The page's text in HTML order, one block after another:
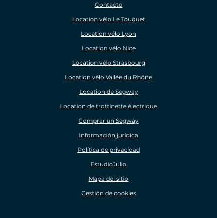
Contacto
Location vélo Le Touquet
Location vélo Lyon
Location vélo Nice
Location vélo Strasbourg
Location vélo Vallée du Rhône
Location de Segway
Location de trottinette électrique
Comprar un Segway
Información jurídica
Política de privacidad
EstudioJulio
Mapa del sitio
Gestión de cookies